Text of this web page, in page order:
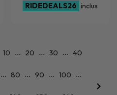
RIDEDEALS26 inclus
10 ... 20 ... 30 ... 40
... 80 ... 90 ... 100 ...